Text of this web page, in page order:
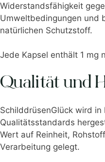
Widerstandsfähigkeit
Umweltbedingungen und
natürlichen Schutzstoff.
Jede Kapsel enthält 1 mg
Qualität und
SchilddrüsenGlück wird
Qualitätsstandards
Wert auf Reinheit,
Verarbeitung gelegt.